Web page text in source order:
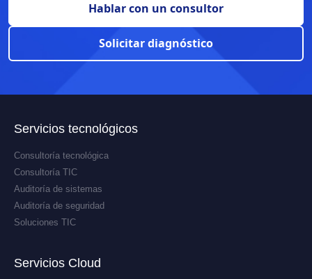
Hablar con un consultor
Solicitar diagnóstico
Servicios tecnológicos
Consultoría tecnológica
Consultoría TIC
Auditoría de sistemas
Auditoría de seguridad
Soluciones TIC
Servicios Cloud